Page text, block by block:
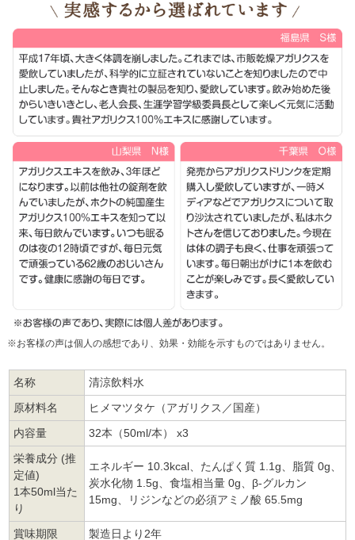
※お客様の声は個人の感想であり、効果・効能を示すものではありません。
名称
清涼飲料水
原材料名
ヒメマツタケ（アガリクス／国産）
内容量
32本（50ml/本） x3
栄養成分 (推
定値)
1本50ml当た
り
エネルギー 10.3kcal、たんぱく質 1.1g、脂質 0g、
炭水化物 1.5g、食塩相当量 0g、β-グルカン
15mg、リジンなどの必須アミノ酸 65.5mg
賞味期限 製造日より2年